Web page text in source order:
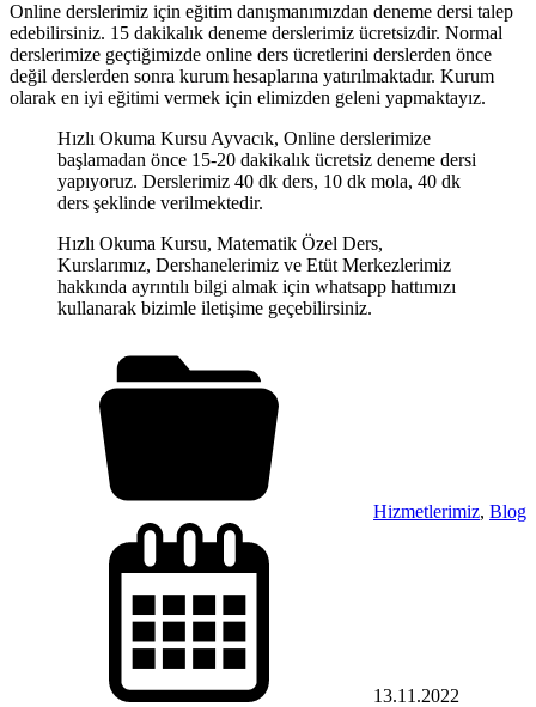
Online derslerimiz için eğitim danışmanımızdan deneme dersi talep
edebilirsiniz. 15 dakikalık deneme derslerimiz ücretsizdir. Normal
derslerimize geçtiğimizde online ders ücretlerini derslerden önce
değil derslerden sonra kurum hesaplarına yatırılmaktadır. Kurum
olarak en iyi eğitimi vermek için elimizden geleni yapmaktayız.
Hızlı Okuma Kursu Ayvacık, Online derslerimize
başlamadan önce 15-20 dakikalık ücretsiz deneme dersi
yapıyoruz. Derslerimiz 40 dk ders, 10 dk mola, 40 dk
ders şeklinde verilmektedir.
Hızlı Okuma Kursu, Matematik Özel Ders,
Kurslarımız, Dershanelerimiz ve Etüt Merkezlerimiz
hakkında ayrıntılı bilgi almak için whatsapp hattımızı
kullanarak bizimle iletişime geçebilirsiniz.
Hizmetlerimiz, Blog
13.11.2022